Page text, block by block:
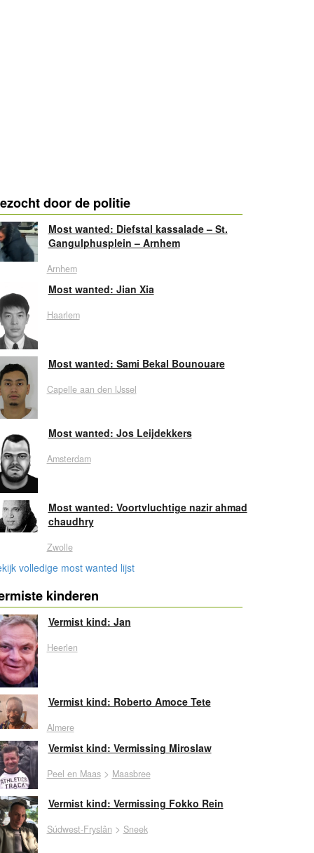
door de politie
Most wanted: Diefstal kassalade – St.
Gangulphusplein – Arnhem
Arnhem
Most wanted: Jian Xia
Haarlem
Most wanted: Sami Bekal Bounouare
Capelle aan den IJssel
Most wanted: Jos Leijdekkers
Amsterdam
Most wanted: Voortvluchtige nazir ahmad
chaudhry
Zwolle
volledige most wanted lijst
kinderen
Vermist kind: Jan
Heerlen
Vermist kind: Roberto Amoce Tete
Almere
Vermist kind: Vermissing Miroslaw
Peel en Maas> Maasbree
Vermist kind: Vermissing Fokko Rein
Súdwest-Fryslân > Sneek